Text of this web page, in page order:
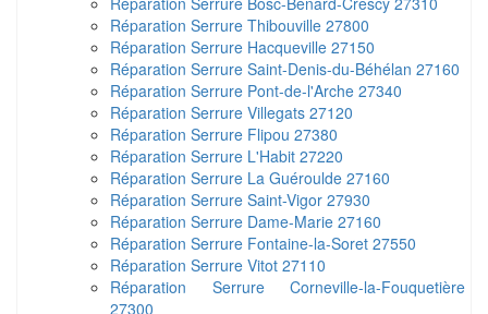
Réparation Serrure Thibouville 27800
Réparation Serrure Hacqueville 27150
Réparation Serrure Saint-Denis-du-Béhélan 27160
Réparation Serrure Pont-de-l'Arche 27340
Réparation Serrure Villegats 27120
Réparation Serrure Flipou 27380
Réparation Serrure L'Habit 27220
Réparation Serrure La Guéroulde 27160
Réparation Serrure Saint-Vigor 27930
Réparation Serrure Dame-Marie 27160
Réparation Serrure Fontaine-la-Soret 27550
Réparation Serrure Vitot 27110
Réparation Serrure Corneville-la-Fouquetière
27300